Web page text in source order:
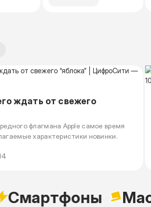
ждать от свежего
флагмана Apple самое время
характеристики новинки.